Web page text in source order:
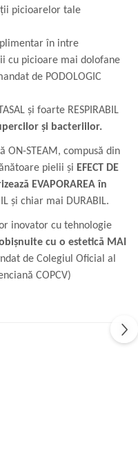
picioarelor tale
în intre
cu picioare mai dolofane
de PODOLOGIC
și foarte RESPIRABIL
și bacteriilor.
STEAM, compusă din
pielii și EFECT DE
EVAPORAREA în
și chiar mai DURABIL.
inovator cu tehnologie
cu o estetică MAI
de Colegiul Oficial al
COPCV)